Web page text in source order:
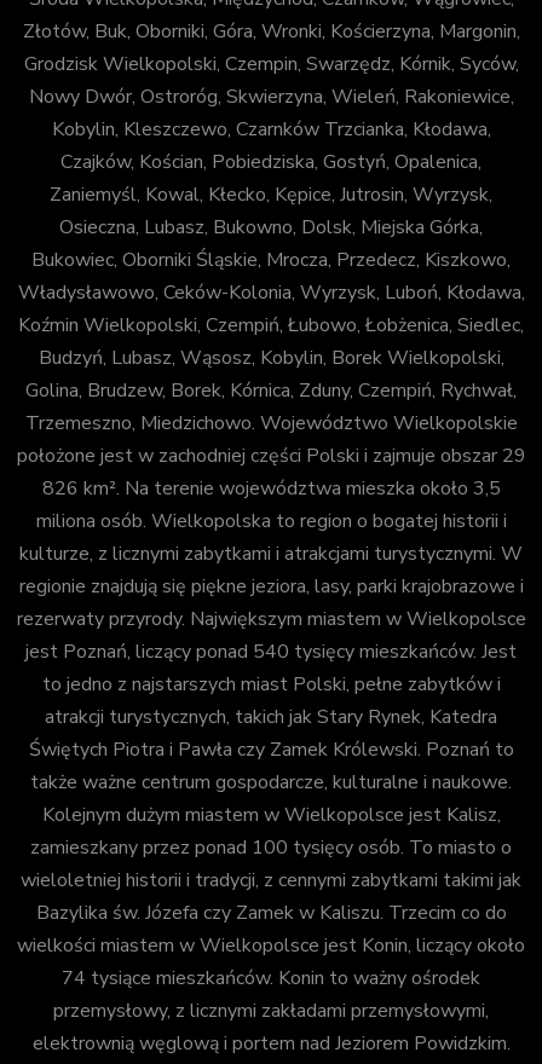
Złotów, Buk, Oborniki, Góra, Wronki, Kościerzyna, Margonin,
Grodzisk Wielkopolski, Czempin, Swarzędz, Kórnik, Syców,
Nowy Dwór, Ostroróg, Skwierzyna, Wieleń, Rakoniewice,
Kobylin, Kleszczewo, Czarnków Trzcianka, Kłodawa,
Czajków, Kościan, Pobiedziska, Gostyń, Opalenica,
Zaniemyśl, Kowal, Kłecko, Kępice, Jutrosin, Wyrzysk,
Osieczna, Lubasz, Bukowno, Dolsk, Miejska Górka,
Bukowiec, Oborniki Śląskie, Mrocza, Przedecz, Kiszkowo,
Władysławowo, Ceków-Kolonia, Wyrzysk, Luboń, Kłodawa,
Koźmin Wielkopolski, Czempiń, Łubowo, Łobżenica, Siedlec,
Budzyń, Lubasz, Wąsosz, Kobylin, Borek Wielkopolski,
Golina, Brudzew, Borek, Kórnica, Zduny, Czempiń, Rychwał,
Trzemeszno, Miedzichowo. Województwo Wielkopolskie
położone jest w zachodniej części Polski i zajmuje obszar 29
826 km². Na terenie województwa mieszka około 3,5
miliona osób. Wielkopolska to region o bogatej historii i
kulturze, z licznymi zabytkami i atrakcjami turystycznymi. W
regionie znajdują się piękne jeziora, lasy, parki krajobrazowe i
rezerwaty przyrody. Największym miastem w Wielkopolsce
jest Poznań, liczący ponad 540 tysięcy mieszkańców. Jest
to jedno z najstarszych miast Polski, pełne zabytków i
atrakcji turystycznych, takich jak Stary Rynek, Katedra
Świętych Piotra i Pawła czy Zamek Królewski. Poznań to
także ważne centrum gospodarcze, kulturalne i naukowe.
Kolejnym dużym miastem w Wielkopolsce jest Kalisz,
zamieszkany przez ponad 100 tysięcy osób. To miasto o
wieloletniej historii i tradycji, z cennymi zabytkami takimi jak
Bazylika św. Józefa czy Zamek w Kaliszu. Trzecim co do
wielkości miastem w Wielkopolsce jest Konin, liczący około
74 tysiące mieszkańców. Konin to ważny ośrodek
przemysłowy, z licznymi zakładami przemysłowymi,
elektrownią węglową i portem nad Jeziorem Powidzkim.